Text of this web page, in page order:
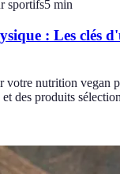
sportifs5 min
: Les clés
votre nutrition vegan
et des produits